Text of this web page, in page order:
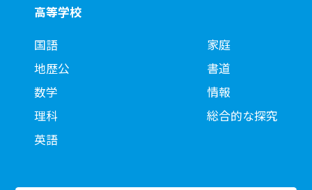
高等学校
国語
地歴公
数学
理科
英語
家庭
書道
情報
総合的な探究